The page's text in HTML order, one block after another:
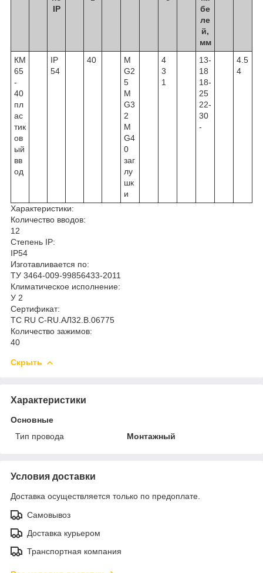
IP
бе
ле
й,
мм
КМ
65
-
40
пл
ас
тик
ов
ый
вв
од
IP
54
40
M
G2
5
M
G3
2
M
G4
0
заг
лу
шк
и
4
3
1
13-
18
18-
25
22-
30
-
4.5
4
Характеристики:
Количество вводов:
12
Степень IP:
IP54
Изготавливается по:
ТУ 3464-009-99856433-2011
Климатическое исполнение:
У 2
Сертификат:
ТС RU C-RU.АЛ32.В.06775
Количество зажимов:
40
Скрыть
Характеристики
Основные
Тип провода
Монтажный
Условия доставки
Доставка осуществляется только по предоплате.
Самовывоз
Доставка курьером
Транспортная компания